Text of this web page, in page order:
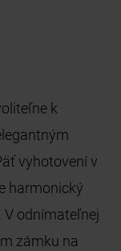
k
vyhotovení v
harmonický
V odnímateľnej
zámku na